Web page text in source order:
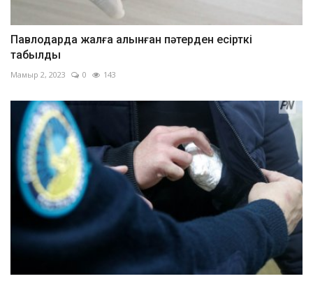
Павлодарда жалға алынған пәтерден есірткі
табылды
Мамыр 2, 2023 0 143